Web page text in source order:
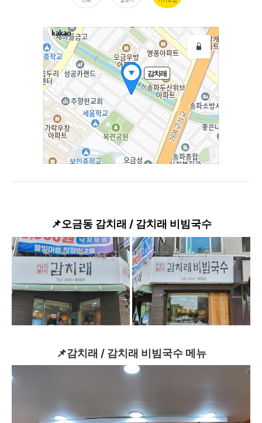
📌오금동 감치래 / 감치래 비빔국수
📌감치래 / 감치래 비빔국수 메뉴